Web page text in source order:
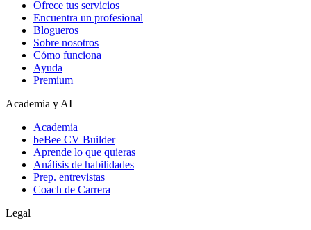
Ofrece tus servicios
Encuentra un profesional
Blogueros
Sobre nosotros
Cómo funciona
Ayuda
Premium
Academia y AI
Academia
beBee CV Builder
Aprende lo que quieras
Análisis de habilidades
Prep. entrevistas
Coach de Carrera
Legal